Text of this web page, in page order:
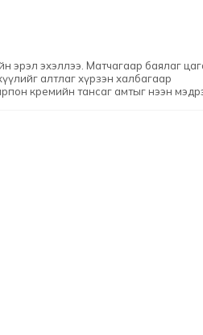
эрэл эхэллээ. Матчагаар баялаг
алтлаг хүрзэн халбагаар
кремийн тансаг амтыг нээн